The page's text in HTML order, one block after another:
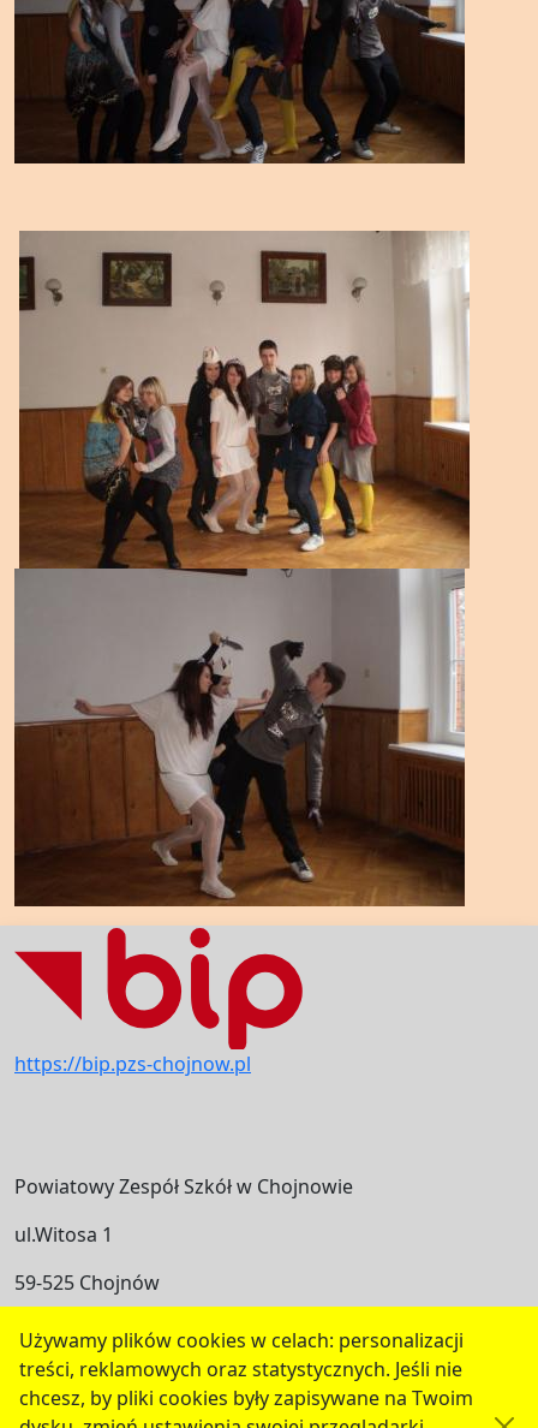
Używamy plików cookies w celach: personalizacji
treści, reklamowych oraz statystycznych. Jeśli nie
chcesz, by pliki cookies były zapisywane na Twoim
https://bip.pzs-chojnow.pl
Powiatowy Zespół Szkół w Chojnowie
ul.Witosa 1
59-525 Chojnów
Deklaracja Dostępności
Polityka cookies